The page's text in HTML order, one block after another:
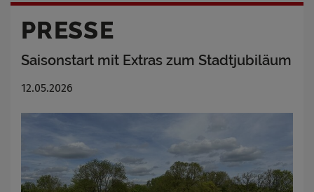
PRESSE
Saisonstart mit Extras zum Stadtjubiläum
12.05.2026